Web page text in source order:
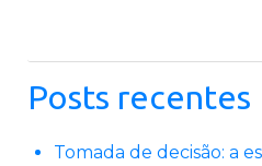
Posts recentes
Tomada de decisão: a